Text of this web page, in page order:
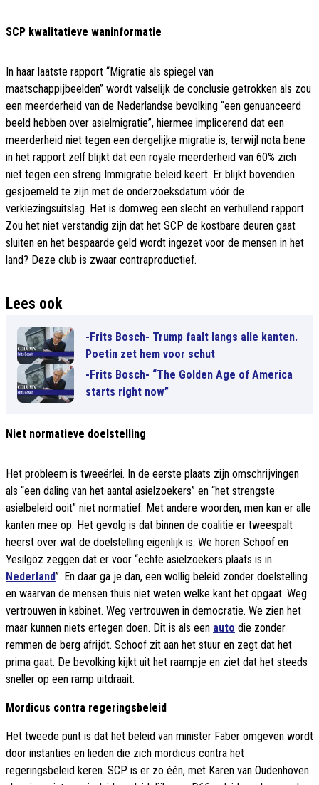
SCP kwalitatieve waninformatie
In haar laatste rapport “Migratie als spiegel van
maatschappijbeelden” wordt valselijk de conclusie getrokken als zou
een meerderheid van de Nederlandse bevolking “een genuanceerd
beeld hebben over asielmigratie”, hiermee implicerend dat een
meerderheid niet tegen een dergelijke migratie is, terwijl nota bene
in het rapport zelf blijkt dat een royale meerderheid van 60% zich
niet tegen een streng Immigratie beleid keert. Er blijkt bovendien
gesjoemeld te zijn met de onderzoeksdatum vóór de
verkiezingsuitslag. Het is domweg een slecht en verhullend rapport.
Zou het niet verstandig zijn dat het SCP de kostbare deuren gaat
sluiten en het bespaarde geld wordt ingezet voor de mensen in het
land? Deze club is zwaar contraproductief.
Lees ook
-Frits Bosch- Trump faalt langs alle kanten.
Poetin zet hem voor schut
-Frits Bosch- “The Golden Age of America
starts right now”
Niet normatieve doelstelling
Het probleem is tweeërlei. In de eerste plaats zijn omschrijvingen
als “een daling van het aantal asielzoekers” en “het strengste
asielbeleid ooit” niet normatief. Met andere woorden, men kan er alle
kanten mee op. Het gevolg is dat binnen de coalitie er tweespalt
heerst over wat de doelstelling eigenlijk is. We horen Schoof en
Yesilgöz zeggen dat er voor “echte asielzoekers plaats is in
Nederland”. En daar ga je dan, een wollig beleid zonder doelstelling
en waarvan de mensen thuis niet weten welke kant het opgaat. Weg
vertrouwen in kabinet. Weg vertrouwen in democratie. We zien het
maar kunnen niets ertegen doen. Dit is als een auto die zonder
remmen de berg afrijdt. Schoof zit aan het stuur en zegt dat het
prima gaat. De bevolking kijkt uit het raampje en ziet dat het steeds
sneller op een ramp uitdraait.
Mordicus contra regeringsbeleid
Het tweede punt is dat het beleid van minister Faber omgeven wordt
door instanties en lieden die zich mordicus contra het
regeringsbeleid keren. SCP is er zo één, met Karen van Oudenhoven